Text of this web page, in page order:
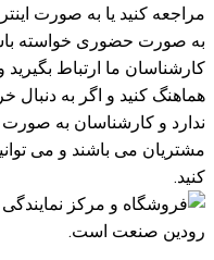
مراجعه کنید یا به صورت
به صورت حضوری خواسته
کارشناسان ما ارتباط
هماهنگ کنید و اگر به دنبال
ندارد و کارشناسان به
مشتریان می باشند و می
کنید.